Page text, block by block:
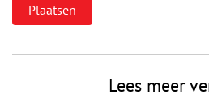
Lees meer